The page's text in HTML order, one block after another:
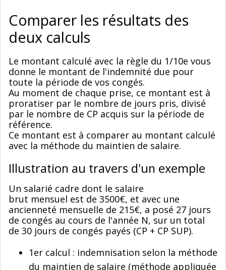
Comparer les résultats des
deux calculs
Le montant calculé avec la règle du 1/10e vous
donne le montant de l'indemnité due pour
toute la période de vos congés.
Au moment de chaque prise, ce montant est à
proratiser par le nombre de jours pris, divisé
par le nombre de CP acquis sur la période de
référence.
Ce montant est à comparer au montant calculé
avec la méthode du maintien de salaire.
Illustration au travers d'un exemple
Un salarié cadre dont le salaire
brut mensuel est de 3500€, et avec une
ancienneté mensuelle de 215€, a posé 27 jours
de congés au cours de l'année N, sur un total
de 30 jours de congés payés (CP + CP SUP).
1er calcul : indemnisation selon la méthode
du maintien de salaire (méthode appliquée